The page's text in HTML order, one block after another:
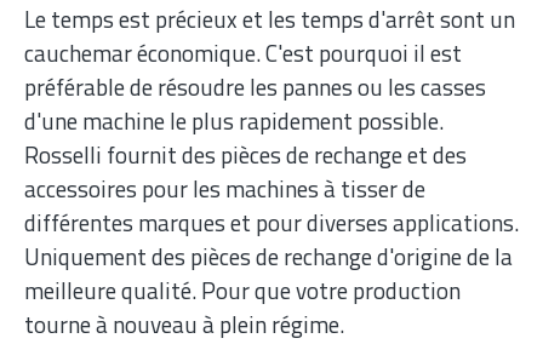
Le temps est précieux et les temps d'arrêt sont un
cauchemar économique. C'est pourquoi il est
préférable de résoudre les pannes ou les casses
d'une machine le plus rapidement possible.
Rosselli fournit des pièces de rechange et des
accessoires pour les machines à tisser de
différentes marques et pour diverses applications.
Uniquement des pièces de rechange d'origine de la
meilleure qualité. Pour que votre production
tourne à nouveau à plein régime.